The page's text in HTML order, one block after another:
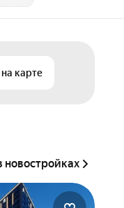
карте
новостройках